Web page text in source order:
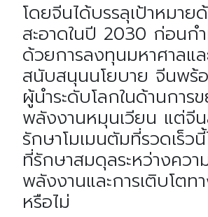
โดยจีนได้บรรลุเป้าหมาย
สะอาดในปี 2030 ก่อน
ด้วยการลงทุนมหาศาลแล
สนับสนุนนโยบาย จีนพร้
ผู้นำระดับโลกในด้านการ
พลังงานหมุนเวียน แต่จีน
รักษาโมเมนตัมที่รวดเร็ว
ที่รักษาสมดุลระหว่างคว
พลังงานและการเติบโตท
หรือไม่